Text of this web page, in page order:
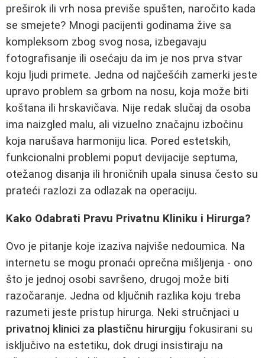
preširok ili vrh nosa previše spušten, naročito kada
se smejete? Mnogi pacijenti godinama žive sa
kompleksom zbog svog nosa, izbegavaju
fotografisanje ili osećaju da im je nos prva stvar
koju ljudi primete. Jedna od najčešćih zamerki jeste
upravo problem sa grbom na nosu, koja može biti
koštana ili hrskavičava. Nije redak slučaj da osoba
ima naizgled malu, ali vizuelno značajnu izbočinu
koja narušava harmoniju lica. Pored estetskih,
funkcionalni problemi poput devijacije septuma,
otežanog disanja ili hroničnih upala sinusa često su
prateći razlozi za odlazak na operaciju.
Kako Odabrati Pravu Privatnu Kliniku i Hirurga?
Ovo je pitanje koje izaziva najviše nedoumica. Na
internetu se mogu pronaći oprečna mišljenja - ono
što je jednoj osobi savršeno, drugoj može biti
razočaranje. Jedna od ključnih razlika koju treba
razumeti jeste pristup hirurga. Neki stručnjaci u
privatnoj klinici za plastičnu hirurgiju fokusirani su
isključivo na estetiku, dok drugi insistiraju na